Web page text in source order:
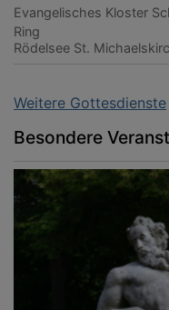
Evangelisches Kloster
Ring
Rödelsee St.
Weitere Gottesdienste
Besondere